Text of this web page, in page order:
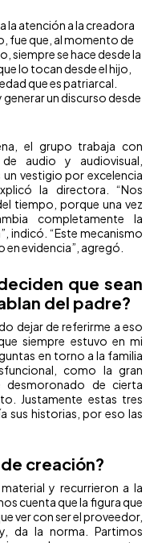
la atención a la creadora
fue que, al momento de
siempre se hace desde la
lo tocan desde el hijo,
que es patriarcal.
un discurso desde
el grupo trabaja con
audio y audiovisual,
vestigio por excelencia
la directora. “Nos
tiempo, porque una vez
completamente la
indicó. “Este mecanismo
evidencia”, agregó.
que sean
del padre?
dejar de referirme a eso
siempre estuvo en mi
en torno a la familia
como la gran
desmoronado de cierta
Justamente estas tres
sus historias, por eso las
creación?
y recurrieron a la
cuenta que la figura que
ver con ser el proveedor,
da la norma. Partimos